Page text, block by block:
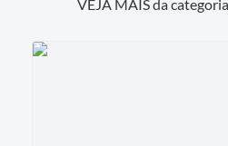
VEJA MAIS da categoria